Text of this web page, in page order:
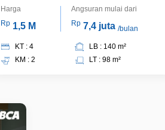
Harga
Rp 1,5 M
Angsuran mulai dari
Rp 7,4 juta /bulan
KT : 4
KM : 2
LB : 140 m²
LT : 98 m²